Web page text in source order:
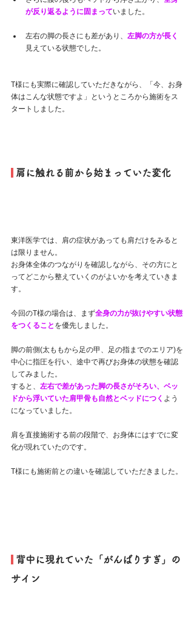
が反り返るように固まっていました。
左右の脚の長さにも差があり、 左脚の方が長く
見えている状態でした。
T様にも実際に確認していただきながら、「今、お身
体はこんな状態ですよ」というところから施術をス
タートしました。
肩に触れる前から始まっていた変化
東洋医学では、肩の症状があっても肩だけをみると
は限りません。
お身体全体のつながりを確認しながら、その方にと
ってどこから整えていくのがよいかを考えていきま
す。
今回のT様の場合は、まず全身の力が抜けやすい状態
をつくること を優先しました。
脚の前側(太ももから足の甲、足の指までのエリア)を
中心に指圧を行い、途中で再びお身体の状態を確認
してみました。
すると、 左右で差があった脚の長さがそろい、ベッ
ドから浮いていた肩甲骨も自然とベッドにつく よう
になっていました。
肩を直接施術する前の段階で、お身体にはすでに変
化が現れていたのです。
T様にも施術前との違いを確認していただきました。
背中に現れていた「がんばりすぎ」の
サイン